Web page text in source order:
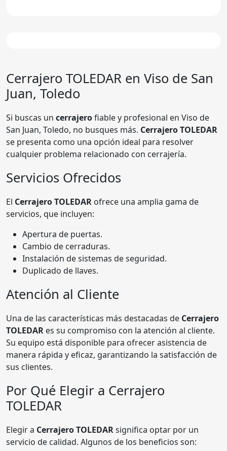
Cerrajero TOLEDAR en Viso de San
Juan, Toledo
Si buscas un cerrajerofiable y profesional en Viso de
San Juan, Toledo, no busques más. Cerrajero TOLEDAR
se presenta como una opción ideal para resolver
cualquier problema relacionado con cerrajería.
Servicios Ofrecidos
El Cerrajero TOLEDAR ofrece una amplia gama de
servicios, que incluyen:
Apertura de puertas.
Cambio de cerraduras.
Instalación de sistemas de seguridad.
Duplicado de llaves.
Atención al Cliente
Una de las características más destacadas de Cerrajero
TOLEDAR es su compromiso con la atención al cliente.
Su equipo está disponible para ofrecer asistencia de
manera rápida y eficaz, garantizando la satisfacción de
sus clientes.
Por Qué Elegir a Cerrajero
TOLEDAR
Elegir a Cerrajero TOLEDARsignifica optar por un
servicio de calidad. Algunos de los beneficios son: